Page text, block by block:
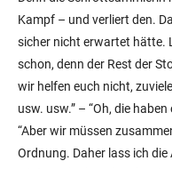
Kampf – und verliert den.
sicher nicht erwartet hätte.
schon, denn der Rest der
wir helfen euch nicht,
usw. usw.” – “Oh, die
“Aber wir müssen
Ordnung. Daher lass ich